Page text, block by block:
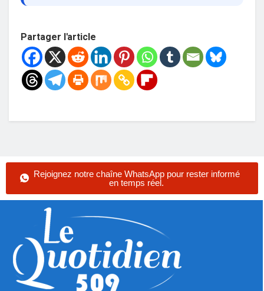
Partager l'article
Rejoignez notre chaîne WhatsApp pour rester informé
en temps réel.